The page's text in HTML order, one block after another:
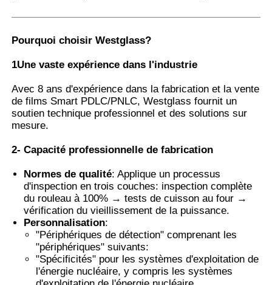
Le film PDLC intelligent
Tinte nano-céramique transparente
Film photochromique
Vidre pdlc intelligent
Film PNLC
Couche intermédiaire PVB de verre stratifié
Pourquoi choisir Westglass?
1Une vaste expérience dans l'industrie
Avec 8 ans d'expérience dans la fabrication et la vente
de films Smart PDLC/PNLC, Westglass fournit un
soutien technique professionnel et des solutions sur
mesure.
2- Capacité professionnelle de fabrication
Normes de qualité: Applique un processus
d'inspection en trois couches: inspection complète
du rouleau à 100% → tests de cuisson au four →
vérification du vieillissement de la puissance.
Personnalisation:
"Périphériques de détection" comprenant les
"périphériques" suivants:
"Spécificités" pour les systèmes d'exploitation de
l'énergie nucléaire, y compris les systèmes